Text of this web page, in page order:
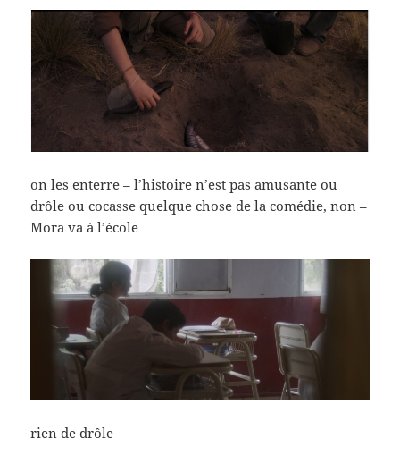
on les enterre – l’histoire n’est pas amusante ou
drôle ou cocasse quelque chose de la comédie, non –
Mora va à l’école
rien de drôle